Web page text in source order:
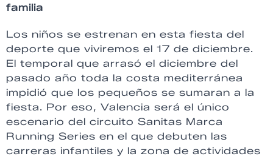
familia
Los niños se estrenan en esta fiesta del
deporte que viviremos el 17 de diciembre.
El temporal que arrasó el diciembre del
pasado año toda la costa mediterránea
impidió que los pequeños se sumaran a la
fiesta. Por eso, Valencia será el único
escenario del circuito Sanitas Marca
Running Series en el que debuten las
carreras infantiles y la zona de actividades